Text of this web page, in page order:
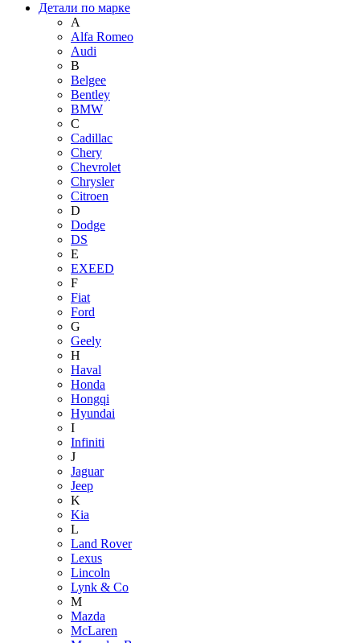
Детали по марке
A
Alfa Romeo
Audi
B
Belgee
Bentley
BMW
C
Cadillac
Chery
Chevrolet
Chrysler
Citroen
D
Dodge
DS
E
EXEED
F
Fiat
Ford
G
Geely
H
Haval
Honda
Hongqi
Hyundai
I
Infiniti
J
Jaguar
Jeep
K
Kia
L
Land Rover
Lexus
Lincoln
Lynk & Co
M
Mazda
McLaren